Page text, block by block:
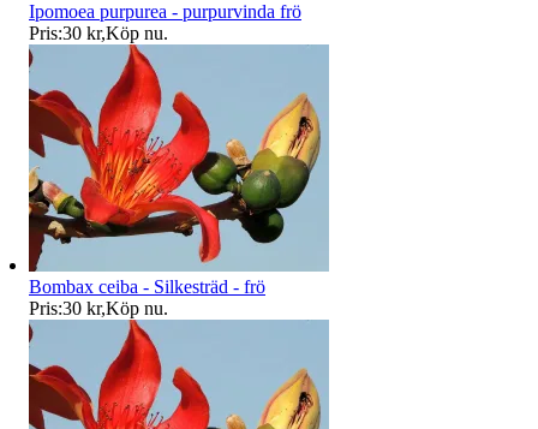
Ipomoea purpurea - purpurvinda frö
Pris:30 kr,Köp nu.
Bombax ceiba - Silkesträd - frö
Pris:30 kr,Köp nu.